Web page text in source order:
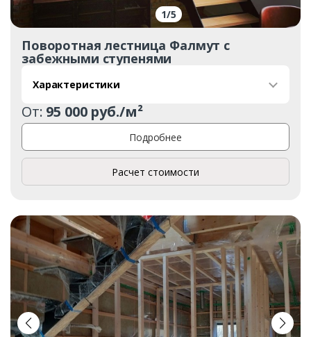
1/5
Поворотная лестница Фалмут с
забежными ступенями
Характеристики
От: 95 000 руб./м²
Подробнее
Расчет стоимости